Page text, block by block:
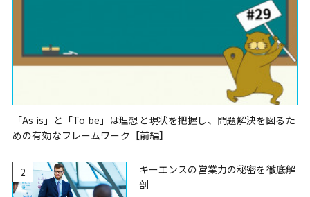
「As is」と「To be」は理想と現状を把握し、問題解決を図るた
めの有効なフレームワーク【前編】
2
キーエンスの営業力の秘密を徹底解
剖